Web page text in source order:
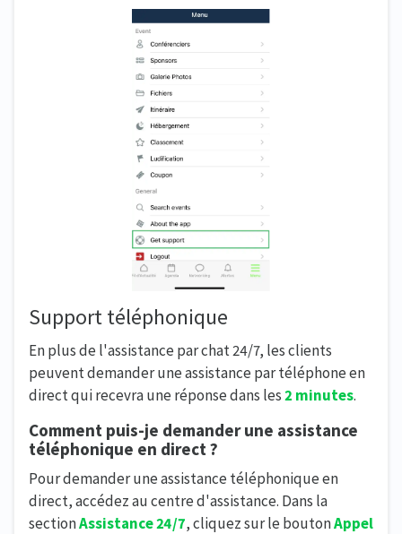
Support téléphonique
En plus de l'assistance par chat 24/7, les clients
peuvent demander une assistance par téléphone en
direct qui recevra une réponse dans les2 minutes.
Comment puis-je demander une assistance
téléphonique en direct ?
Pour demander une assistance téléphonique en
direct, accédez au centre d'assistance. Dans la
sectionAssistance 24/7, cliquez sur le boutonAppel